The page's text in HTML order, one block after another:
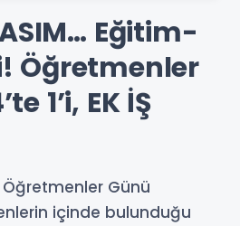
Eğitim-
Öğretmenler
1’i, EK İŞ
Öğretmenler Günü
içinde bulunduğu